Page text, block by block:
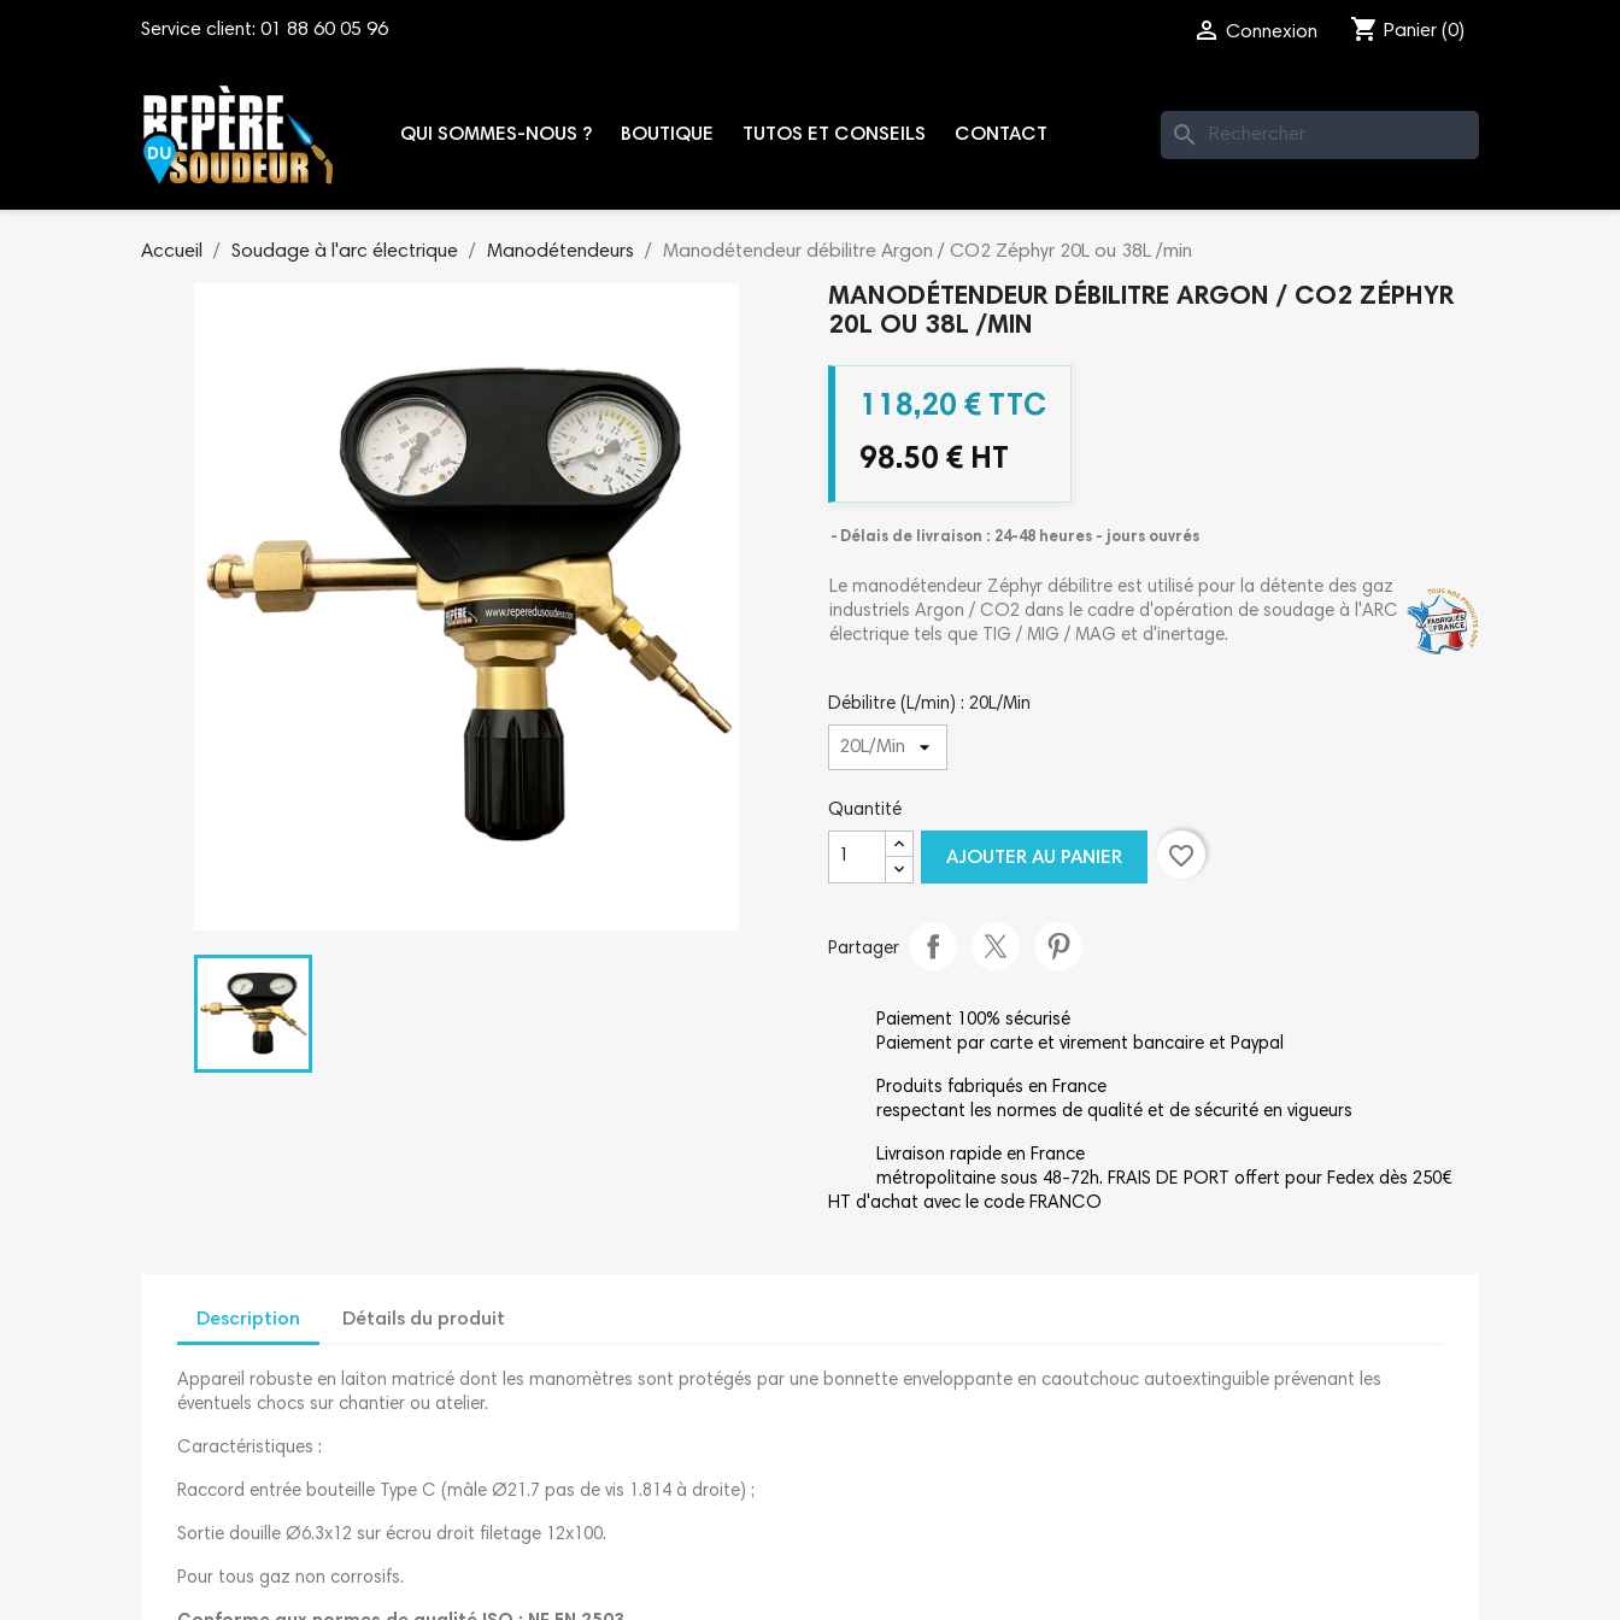
Service client: 01 88 60 05 96  Connexion shopping_cart Panier (0)
QUI SOMMES-NOUS ? BOUTIQUE TUTOS ET CONSEILS CONTACT search
Accueil Soudage à l'arc électrique Manodétendeurs Manodétendeur débilitre Argon / CO2 Zéphyr 20L ou 38L /min
MANODÉTENDEUR DÉBILITRE ARGON / CO2 ZÉPHYR
20L OU 38L /MIN
118,20 € TTC
98.50 € HT
Délais de livraison : 24-48 heures - jours ouvrés
Le manodétendeur Zéphyr débilitre est utilisé pour la détente des gaz
industriels Argon / CO2 dans le cadre d'opération de soudage à l'ARC
électrique tels que TIG / MIG / MAG et d'inertage.
Débilitre (L/min) : 20L/Min
Quantité
AJOUTER AU PANIER favorite_border
Partager
Paiement 100% sécurisé
Paiement par carte et virement bancaire et Paypal
Produits fabriqués en France
respectant les normes de qualité et de sécurité en vigueurs
Livraison rapide en France
métropolitaine sous 48-72h. FRAIS DE PORT offert pour Fedex dès 250€
HT d'achat avec le code FRANCO
Description Détails du produit
Appareil robuste en laiton matricé dont les manomètres sont protégés par une bonnette enveloppante en caoutchouc autoextinguible prévenant les
éventuels chocs sur chantier ou atelier.
Caractéristiques :
Raccord entrée bouteille Type C (mâle Ø21.7 pas de vis 1.814 à droite) ;
Sortie douille Ø6.3x12 sur écrou droit filetage 12x100.
Pour tous gaz non corrosifs.